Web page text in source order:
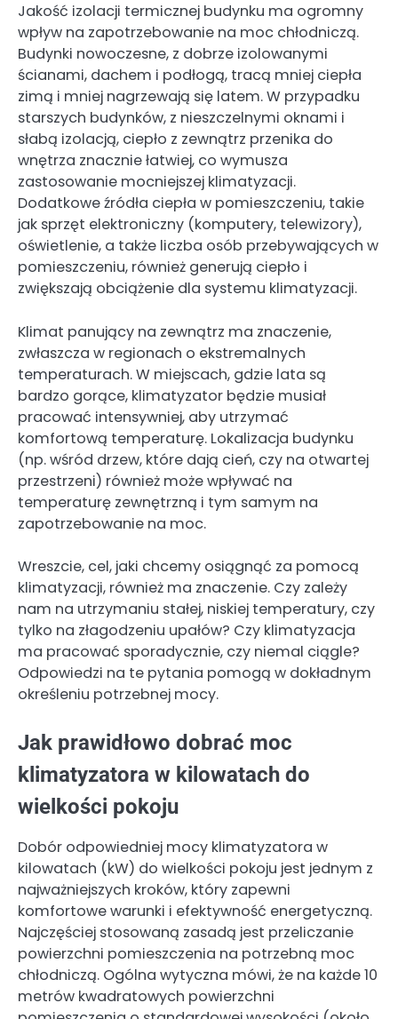
Jakość izolacji termicznej budynku ma ogromny
wpływ na zapotrzebowanie na moc chłodniczą.
Budynki nowoczesne, z dobrze izolowanymi
ścianami, dachem i podłogą, tracą mniej ciepła
zimą i mniej nagrzewają się latem. W przypadku
starszych budynków, z nieszczelnymi oknami i
słabą izolacją, ciepło z zewnątrz przenika do
wnętrza znacznie łatwiej, co wymusza
zastosowanie mocniejszej klimatyzacji.
Dodatkowe źródła ciepła w pomieszczeniu, takie
jak sprzęt elektroniczny (komputery, telewizory),
oświetlenie, a także liczba osób przebywających w
pomieszczeniu, również generują ciepło i
zwiększają obciążenie dla systemu klimatyzacji.
Klimat panujący na zewnątrz ma znaczenie,
zwłaszcza w regionach o ekstremalnych
temperaturach. W miejscach, gdzie lata są
bardzo gorące, klimatyzator będzie musiał
pracować intensywniej, aby utrzymać
komfortową temperaturę. Lokalizacja budynku
(np. wśród drzew, które dają cień, czy na otwartej
przestrzeni) również może wpływać na
temperaturę zewnętrzną i tym samym na
zapotrzebowanie na moc.
Wreszcie, cel, jaki chcemy osiągnąć za pomocą
klimatyzacji, również ma znaczenie. Czy zależy
nam na utrzymaniu stałej, niskiej temperatury, czy
tylko na złagodzeniu upałów? Czy klimatyzacja
ma pracować sporadycznie, czy niemal ciągle?
Odpowiedzi na te pytania pomogą w dokładnym
określeniu potrzebnej mocy.
Jak prawidłowo dobrać moc
klimatyzatora w kilowatach do
wielkości pokoju
Dobór odpowiedniej mocy klimatyzatora w
kilowatach (kW) do wielkości pokoju jest jednym z
najważniejszych kroków, który zapewni
komfortowe warunki i efektywność energetyczną.
Najczęściej stosowaną zasadą jest przeliczanie
powierzchni pomieszczenia na potrzebną moc
chłodniczą. Ogólna wytyczna mówi, że na każde 10
metrów kwadratowych powierzchni